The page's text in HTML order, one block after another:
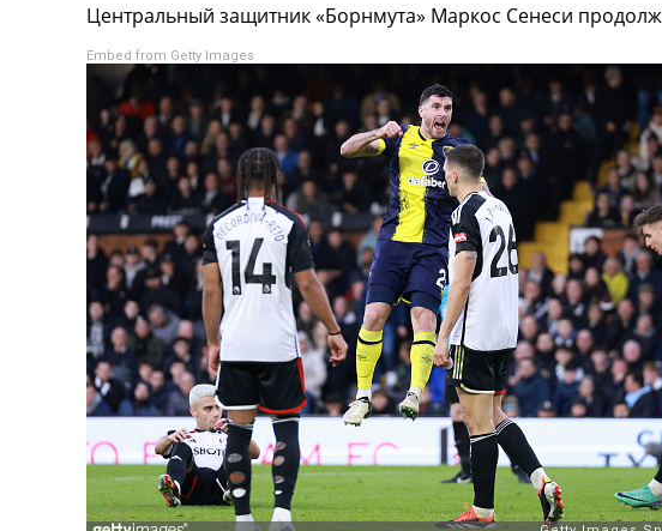
Турниры
Чемпионат Мира
Украина. Премьер-Лига
Украина. Первая Лига
Лига Чемпионов
Англия. Премьер Лига
Испания. Ла Лига
Другие Турниры >>>
Таблицы
Таблицы групп Чемпионата Мира
Украина. Премьер-Лига
Украина. Первая Лига
Лига Чемпионов. Таблицы групп
Англия. Премьер-Лига
Испания. Ла Лига
Все таблицы >>>
Рейтинги
Рейтинг стран УЕФА
Рейтинг клубов УЕФА
Рейтинг ФИФА
Центральный защитник «Борнмута» Маркос Сенеси
Embed from Getty Images